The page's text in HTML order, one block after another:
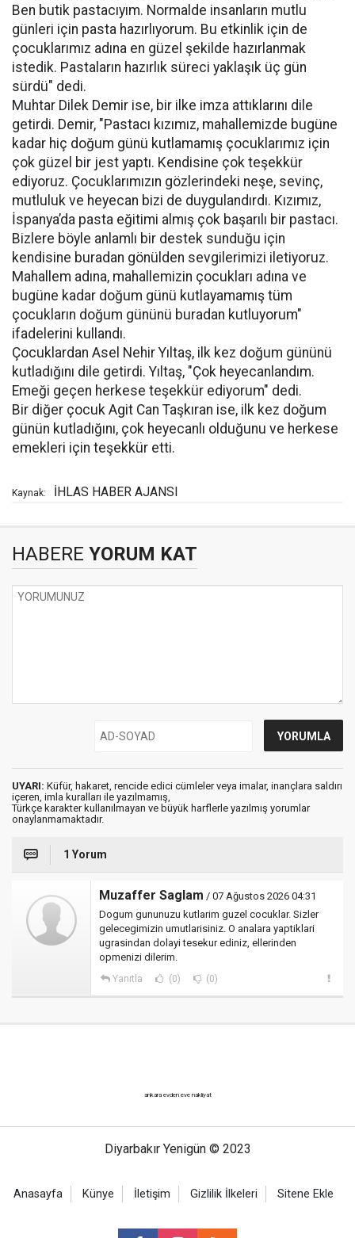
Ben butik pastacıyım. Normalde insanların mutlu
günleri için pasta hazırlıyorum. Bu etkinlik için de
çocuklarımız adına en güzel şekilde hazırlanmak
istedik. Pastaların hazırlık süreci yaklaşık üç gün
sürdü" dedi.
Muhtar Dilek Demir ise, bir ilke imza attıklarını dile
getirdi. Demir, "Pastacı kızımız, mahallemizde bugüne
kadar hiç doğum günü kutlamamış çocuklarımız için
çok güzel bir jest yaptı. Kendisine çok teşekkür
ediyoruz. Çocuklarımızın gözlerindeki neşe, sevinç,
mutluluk ve heyecan bizi de duygulandırdı. Kızımız,
İspanya’da pasta eğitimi almış çok başarılı bir pastacı.
Bizlere böyle anlamlı bir destek sunduğu için
kendisine buradan gönülden sevgilerimizi iletiyoruz.
Mahallem adına, mahallemizin çocukları adına ve
bugüne kadar doğum günü kutlayamamış tüm
çocukların doğum gününü buradan kutluyorum"
ifadelerini kullandı.
Çocuklardan Asel Nehir Yıltaş, ilk kez doğum gününü
kutladığını dile getirdi. Yıltaş, "Çok heyecanlandım.
Emeği geçen herkese teşekkür ediyorum" dedi.
Bir diğer çocuk Agit Can Taşkıran ise, ilk kez doğum
günün kutladığını, çok heyecanlı olduğunu ve herkese
emekleri için teşekkür etti.
Kaynak: İHLAS HABER AJANSI
HABERE YORUM KAT
UYARI: Küfür, hakaret, rencide edici cümleler veya imalar, inançlara saldırı
içeren, imla kuralları ile yazılmamış,
Türkçe karakter kullanılmayan ve büyük harflerle yazılmış yorumlar
onaylanmamaktadır.
1 Yorum
Muzaffer Saglam / 07 Ağustos 2026 04:31
Dogum gununuzu kutlarim guzel cocuklar. Sizler
gelecegimizin umutlarisiniz. O analara yaptiklari
ugrasindan dolayi tesekur ediniz, ellerinden
opmenizi dilerim.
Yanıtla (0) (0)
ankara evden eve nakliyat
Diyarbakır Yenigün © 2023
Anasayfa Künye İletişim Gizlilik İlkeleri Sitene Ekle